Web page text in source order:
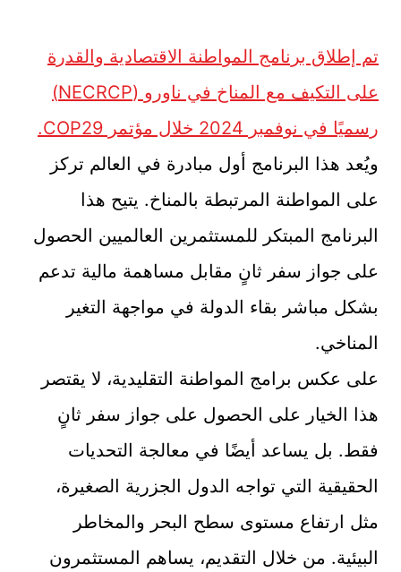
تم إطلاق برنامج المواطنة الاقتصادية والقدرة
على التكيف مع المناخ في ناورو (NECRCP)
رسميًا في نوفمبر 2024 خلال مؤتمر COP29.
ويُعد هذا البرنامج أول مبادرة في العالم تركز
على المواطنة المرتبطة بالمناخ. يتيح هذا
البرنامج المبتكر للمستثمرين العالميين الحصول
على جواز سفر ثانٍ مقابل مساهمة مالية تدعم
بشكل مباشر بقاء الدولة في مواجهة التغير
المناخي.
على عكس برامج المواطنة التقليدية، لا يقتصر
هذا الخيار على الحصول على جواز سفر ثانٍ
فقط. بل يساعد أيضًا في معالجة التحديات
الحقيقية التي تواجه الدول الجزرية الصغيرة،
مثل ارتفاع مستوى سطح البحر والمخاطر
البيئية. من خلال التقديم، يساهم المستثمرون